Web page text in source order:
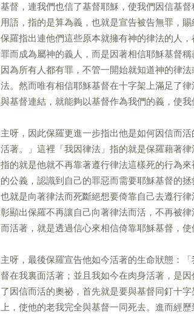
基督，連我們也信了基督耶穌，使我們因信基
用語，指的是算為義，也就是宣告被告無罪，
保羅指出連他們這些原本就擁有神的律法的人
罪而成為屬神的義人，而是因著相信耶穌基督
因為所有人都有罪，不管一開始就知道神的律
法。然而唯有相信耶穌基督在十字架上滿足了
與基督連結，就能夠以基督作為我們的義，使我
主呀，因此保羅更進一步指出他是如何因信而
活著。」這裡「我因律法」指的就是保羅藉著
指的就是他就不再靠著遵行律法這樣死的行為
的公義，認識到自己的罪惡而需要耶穌基督的
也就是向著律法而死斷絕想要倚靠自己去遵行
彰顯出保羅不再讓自己向著律法而活，不再被
而活著，就是透過信心來相信倚靠耶穌基督，使
主呀，最後保羅宣告他如今活著的生命狀態：
督在我裏面活著；並且我如今在肉身活著，是
了因信而活的奧祕，首先就是要與基督同釘十
上，使他的老我完全與基督一同死去。進而經